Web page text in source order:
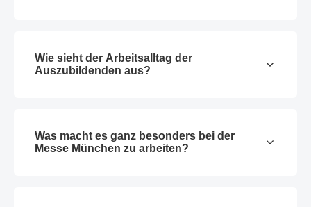
Wie sieht der Arbeitsalltag der
Auszubildenden aus?
Was macht es ganz besonders bei der
Messe München zu arbeiten?